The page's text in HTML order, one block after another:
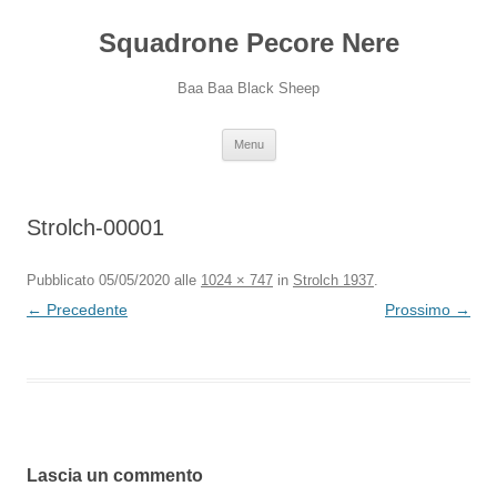
Squadrone Pecore Nere
Baa Baa Black Sheep
Menu
Strolch-00001
Pubblicato 05/05/2020 alle 1024 × 747 in Strolch 1937.
← Precedente Prossimo →
Lascia un commento